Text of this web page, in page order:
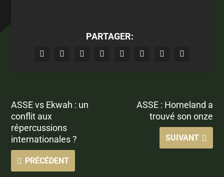
PARTAGER:
ASSE vs Ekwah : un
conflit aux
répercussions
internationales ?
PRÉCÉDENT
ASSE : Horneland a
trouvé son onze
SUIVANT